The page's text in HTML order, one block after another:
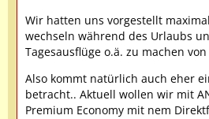
Wir hatten uns vorgestellt
wechseln während des Urlaubs
Tagesausflüge o.ä. zu machen
Also kommt natürlich auch eher
betracht.. Aktuell wollen wir mit
Premium Economy mit nem